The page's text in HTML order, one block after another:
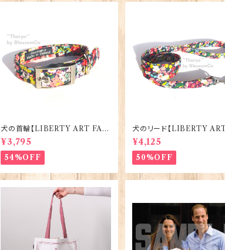
犬の首輪【LIBERTY ART FAB
RIC=Thorpe】BlossomCo 90
295
¥3,795
54%OFF
犬のリード【LIBERTY
BRIC=Thorpe】
0294
¥4,125
50%OFF